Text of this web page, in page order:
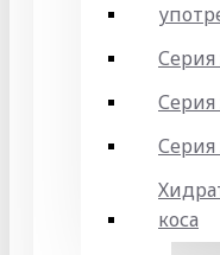
Серия
Серия
Серия
коса